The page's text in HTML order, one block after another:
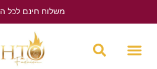
משלוח חינם לכל